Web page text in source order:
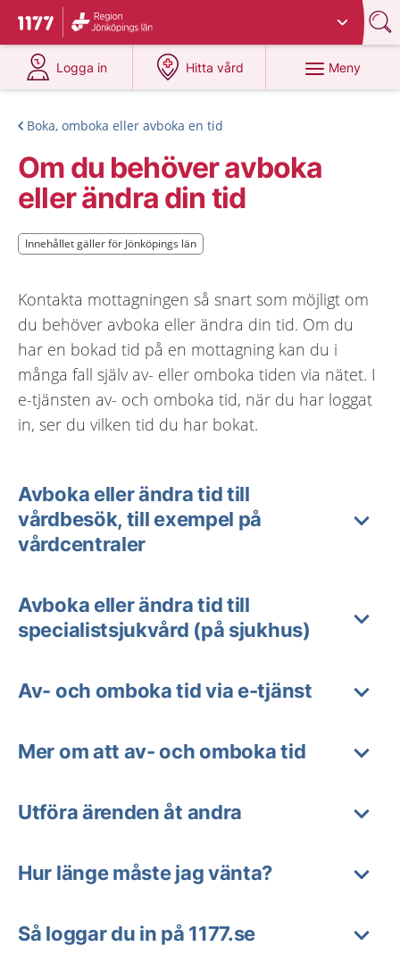
Till startsidan för 1177
Du har valt region
Logga in
på 1177.se
Hitta vård
på 1177.se
Meny
Boka, omboka eller avboka en tid
Om du behöver avboka
eller ändra din tid
Innehållet gäller för Jönköpings län
Innehållet gäller för Jönköpings län
Kontakta mottagningen så snart som möjligt om
du behöver avboka eller ändra din tid. Om du
har en bokad tid på en mottagning kan du i
många fall själv av- eller omboka tiden via nätet. I
e-tjänsten av- och omboka tid, när du har loggat
in, ser du vilken tid du har bokat.
Avboka eller ändra tid till
vårdbesök, till exempel på
vårdcentraler
Avboka eller ändra tid till
specialistsjukvård (på sjukhus)
Av- och omboka tid via e-tjänst
Mer om att av- och omboka tid
Utföra ärenden åt andra
Hur länge måste jag vänta?
Så loggar du in på 1177.se